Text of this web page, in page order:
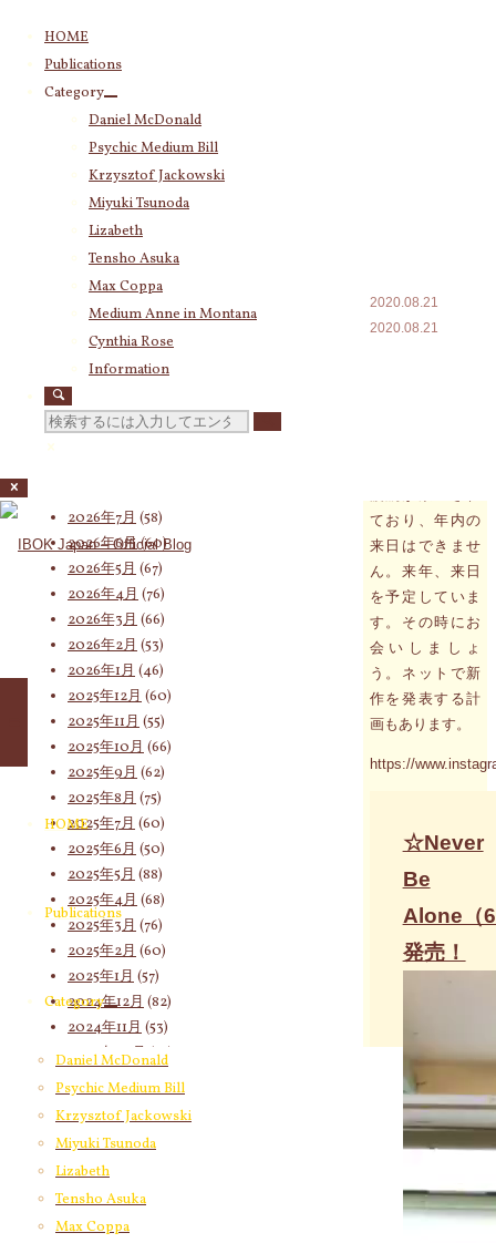
HOME
Publications
Category
Daniel McDonald
Psychic Medium Bill
Krzysztof Jackowski
Miyuki Tsunoda
Lizabeth
Tensho Asuka
Max Coppa
Medium Anne in Montana
Cynthia Rose
Information
検
索
HOME
Publications
Category
Daniel McDonald
Psychic Medium Bill
Krzysztof Jackowski
Miyuki Tsunoda
Lizabeth
Tensho Asuka
Max Coppa
2020.08.21
2020.08.21
ており、年内の
来日はできませ
ん。来年、来日
を予定していま
す。その時にお
会いしましょ
う。ネットで新
作を発表する計
画もあります。
https://
☆Never
Be
Alone（
発売！
レ
ー
ヤ
ー
Category
Daniel McDonald(243)
Psychic Medium Bill (11)
Katherine
(23)
Krzysztof Jackowski
Miyuki Tsunoda
Lizabeth(255)
Tensho Asuka(3,029)
Amanda Coppa
Max Coppa(403)
Medium Anne in Montana
Cynthia Rose(4)
Archives
2026年7月 (58)
2026年6月(60)
2026年5月 (67)
2026年4月 (76)
2026年3月 (66)
2026年2月 (53)
2026年1月 (46)
2025年12月 (60)
2025年11月 (55)
2025年10月 (66)
2025年9月 (62)
2025年8月 (75)
2025年7月 (60)
2025年6月 (50)
2025年5月 (88)
2025年4月 (68)
2025年3月 (76)
2025年2月 (60)
2025年1月 (57)
2024年12月 (82)
2024年11月 (53)
2024年10月 (65)
2024年9月 (58)
2024年7月
2024年6月(72)
2024年5月
2024年4月(72)
2024年3月